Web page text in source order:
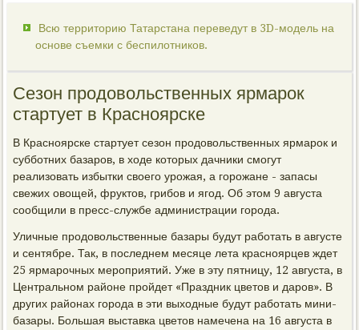
Всю территорию Татарстана переведут в 3D-модель на
основе съемки с беспилотников.
Сезон продовольственных ярмарок
стартует в Красноярске
В Красноярске стартует сезон продовольственных ярмарок и
субботних базаров, в ходе которых дачники смогут
реализовать избытки своего урожая, а горожане - запасы
свежих овощей, фруктов, грибов и ягод. Об этом 9 августа
сообщили в пресс-службе администрации города.
Уличные продовольственные базары будут работать в августе
и сентябре. Так, в последнем месяце лета красноярцев ждет
25 ярмарочных мероприятий. Уже в эту пятницу, 12 августа, в
Центральном районе пройдет «Праздник цветов и даров». В
других районах города в эти выходные будут работать мини-
базары. Большая выставка цветов намечена на 16 августа в